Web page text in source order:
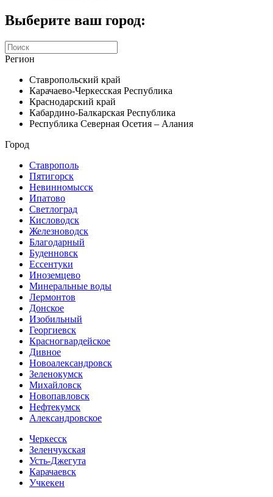
Выберите ваш город:
Регион
Ставропольский край
Карачаево-Черкесская Республика
Краснодарский край
Кабардино-Балкарская Республика
Республика Северная Осетия – Алания
Город
Ставрополь
Пятигорск
Невинномысск
Ипатово
Светлоград
Кисловодск
Железноводск
Благодарный
Буденновск
Ессентуки
Иноземцево
Минеральные воды
Лермонтов
Донское
Изобильный
Георгиевск
Красногвардейское
Дивное
Новоалександровск
Зеленокумск
Михайловск
Новопавловск
Нефтекумск
Александровское
Черкесск
Зеленчукская
Усть-Джегута
Карачаевск
Учкекен